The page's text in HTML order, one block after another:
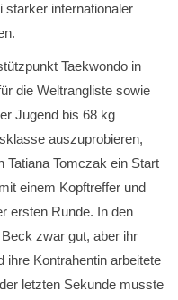
starker internationaler
Taekwondo in
die Weltrangliste sowie
Jugend bis 68 kg
auszuprobieren,
Tatiana Tomczak ein Start
einem Kopftreffer und
ersten Runde. In den
zwar gut, aber ihr
ihre Kontrahentin arbeitete
letzten Sekunde musste